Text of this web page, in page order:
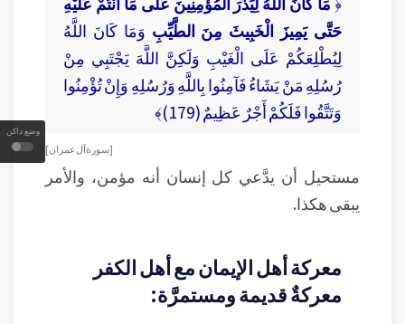
وضع داكن
حَتَّى يَمِيزَ الْخَبِيثَ مِنَ الطَّيِّبِ وَمَا كَانَ اللَّهُ
لِيُطْلِعَكُمْ عَلَى الْغَيْبِ وَلَكِنَّ اللَّهَ يَجْتَبِي مِنْ
رُسُلِهِ مَنْ يَشَاءُ فَآمِنُوا بِاللَّهِ وَرُسُلِهِ وَإِنْ تُؤْمِنُوا
وَتَتَّقُوا فَلَكُمْ أَجْرٌ عَظِيمٌ (179)﴾
[ سورة آل عمران ]
مستحيل أن يدَّعي كل إنسان أنه مؤمن، والأمر
يبقى هكذا.
معركة أهل الإيمان مع أهل الكفر
معركةٌ قديمة ومستمرَّة: